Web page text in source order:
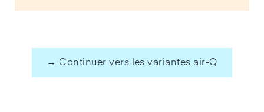
→ Continuer vers les variantes air-Q